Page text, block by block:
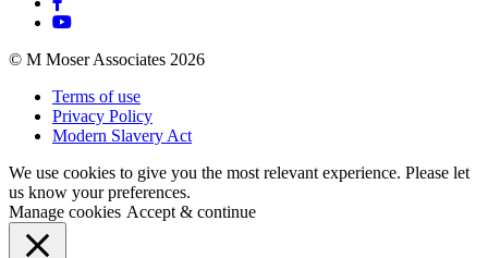
© M Moser Associates 2026
Terms of use
Privacy Policy
Modern Slavery Act
We use cookies to give you the most relevant experience. Please let
us know your preferences.
Manage cookies Accept & continue